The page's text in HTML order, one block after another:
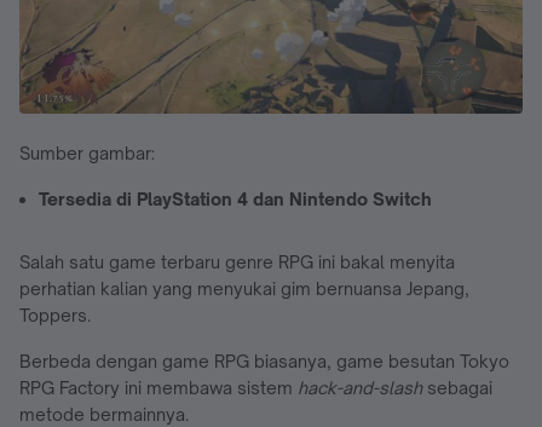
Sumber gambar:
Tersedia di PlayStation 4 dan Nintendo Switch
Salah satu game terbaru genre RPG ini bakal menyita
perhatian kalian yang menyukai gim bernuansa Jepang,
Toppers.
Berbeda dengan game RPG biasanya, game besutan Tokyo
RPG Factory ini membawa sistem hack-and-slashsebagai
metode bermainnya.